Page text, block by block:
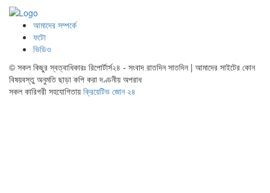
আমাদের সম্পর্কে
ফটো
ভিডিও
© সকল কিছুর স্বত্বাধিকারঃ রিপোর্টার্স২৪ - সংবাদ রাতদিন সাতদিন | আমাদের সাইটের কোন
বিষয়বস্তু অনুমতি ছাড়া কপি করা দণ্ডনীয় অপরাধ
সকল কারিগরী সহযোগিতায় ক্রিয়েটিভ জোন ২৪